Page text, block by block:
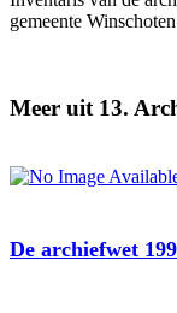
gemeente
Meer uit 13.
De archiefwet